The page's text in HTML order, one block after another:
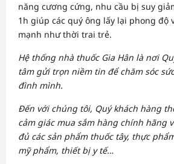
năng cương cứng, nhu cầu bị suy
1h giúp các quý ông lấy lại phong độ
mạnh như thời trai trẻ.
Hệ thống nhà thuốc Gia Hân là nơi
tâm gửi trọn niềm tin để chăm sóc
đình mình.
Đến với chúng tôi, Quý khách hàng
cảm giác mua sắm hàng chính hãng
đủ các sản phẩm thuốc tây, thực
mỹ phẩm, thiết bị y tế…